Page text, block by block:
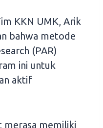
KKN UMK, Arik
bahwa metode
(PAR)
ini untuk
aktif
merasa memiliki